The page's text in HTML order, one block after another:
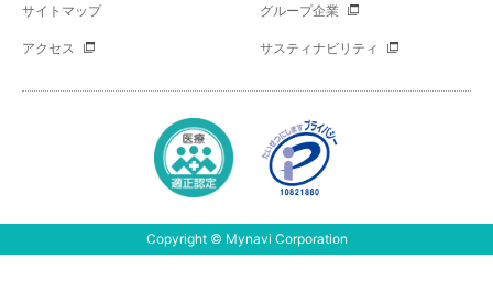
サイトマップ グループ企業
アクセス サスティナビリティ
Copyright © Mynavi Corporation